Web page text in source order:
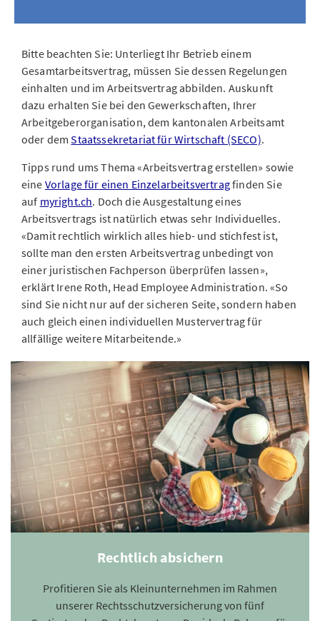
Bitte beachten Sie: Unterliegt Ihr Betrieb einem
Gesamtarbeitsvertrag, müssen Sie dessen Regelungen
einhalten und im Arbeitsvertrag abbilden. Auskunft
dazu erhalten Sie bei den Gewerkschaften, Ihrer
Arbeitgeberorganisation, dem kantonalen Arbeitsamt
oder demStaatssekretariat für Wirtschaft (SECO).
Tipps rund ums Thema «Arbeitsvertrag erstellen» sowie
eine Vorlage für einen Einzelarbeitsvertragfinden Sie
auf myright.ch. Doch die Ausgestaltung eines
Arbeitsvertrags ist natürlich etwas sehr Individuelles.
«Damit rechtlich wirklich alles hieb- und stichfest ist,
sollte man den ersten Arbeitsvertrag unbedingt von
einer juristischen Fachperson überprüfen lassen»,
erklärt Irene Roth, Head Employee Administration. «So
sind Sie nicht nur auf der sicheren Seite, sondern haben
auch gleich einen individuellen Mustervertrag für
allfällige weitere Mitarbeitende.»
Rechtlich absichern
Profitieren Sie als Kleinunternehmen im Rahmen
unserer Rechtsschutzversicherung von fünf